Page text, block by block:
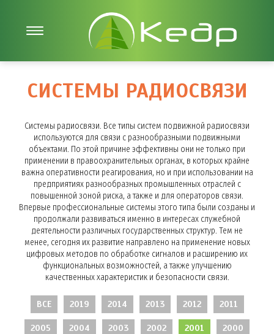
СИСТЕМЫ РАДИОСВЯЗИ
Системы радиосвязи. Все типы систем подвижной радиосвязи
используются для связи с разнообразными подвижными
объектами. По этой причине эффективны они не только при
применении в правоохранительных органах, в которых крайне
важна оперативности реагирования, но и при использовании на
предприятиях разнообразных промышленных отраслей с
повышенной зоной риска, а также и для операторов связи.
Впервые профессиональные системы этого типа были созданы и
продолжали развиваться именно в интересах служебной
деятельности различных государственных структур. Тем не
менее, сегодня их развитие направлено на применение новых
цифровых методов по обработке сигналов и расширению их
функциональных возможностей, а также улучшению
качественных характеристик и безопасности связи.
ВСЕ 2019 2014 2013 2012 2011
2005 2004 2003 2002 2001 2000